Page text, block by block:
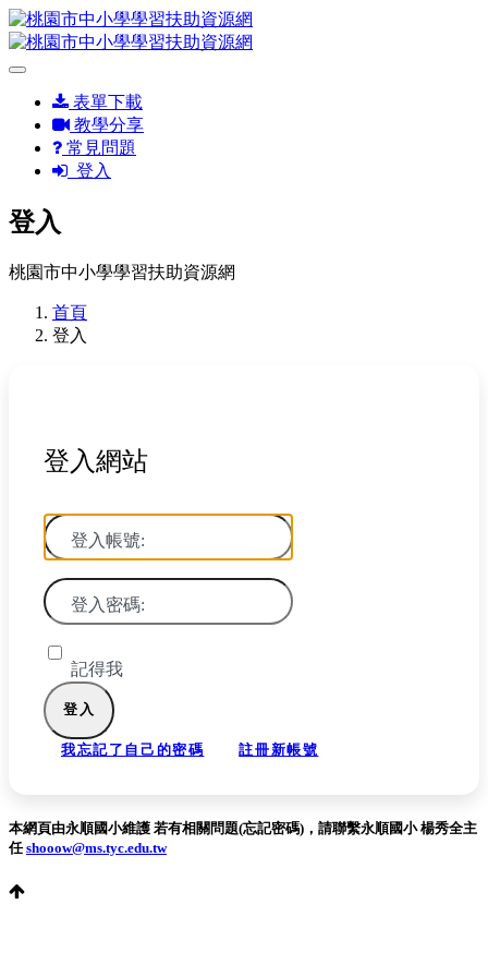
表單下載
教學分享
常見問題
登入
登入
桃園市中小學學習扶助資源網
首頁
登入
登入網站
登入帳號:
登入密碼:
記得我
我忘記了自己的密碼 註冊新帳號
本網頁由永順國小維護 若有相關問題(忘記密碼)，請聯繫永順國小 楊秀全主
任shooow@ms.tyc.edu.tw